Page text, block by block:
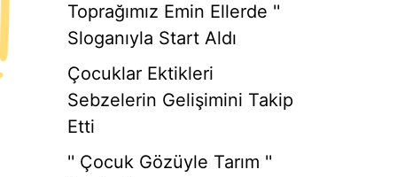
Toprağımız Emin Ellerde ''
Sloganıyla Start Aldı
Çocuklar Ektikleri
Sebzelerin Gelişimini Takip
Etti
'' Çocuk Gözüyle Tarım ''